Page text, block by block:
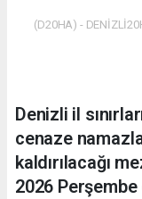
(D20HA) -
Denizli il
cenaze
kaldırılacağı
2026